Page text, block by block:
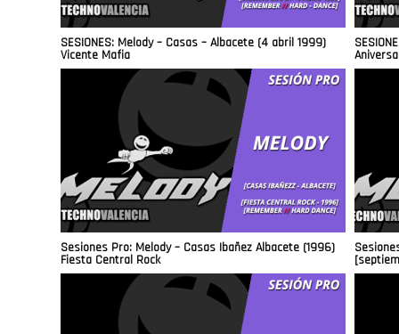
SESIONES: Melody – Casas – Albacete (4 abril 1999)
Vicente Mafia
Sesiones Pro: Melody – Casas Ibañez Albacete (1996)
Fiesta Central Rock